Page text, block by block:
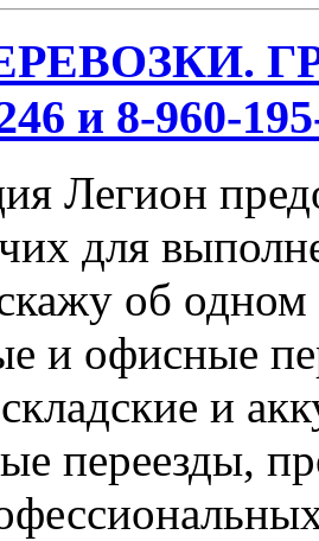
и 8-960-
Легион
для
об
и офисные
и
переезды,